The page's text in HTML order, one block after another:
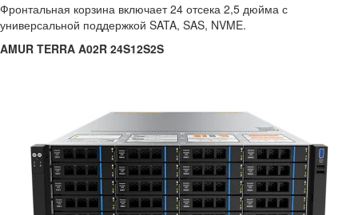
Фронтальная корзина включает 24 отсека 2,5 дюйма с
универсальной поддержкой SATA, SAS, NVME.
AMUR TERRA A02R 24S12S2S